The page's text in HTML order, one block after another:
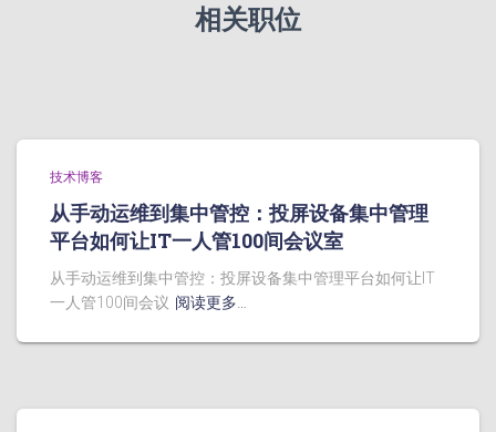
相关职位
技术博客
从手动运维到集中管控：投屏设备集中管理
平台如何让IT一人管100间会议室
从手动运维到集中管控：投屏设备集中管理平台如何让IT
一人管100间会议 阅读更多…